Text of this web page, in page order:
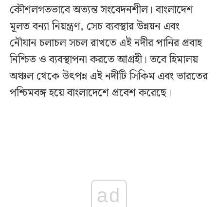
কৌশলগতভাবে অত্যন্ত সংবেদনশীল। বাংলাদেশ
মূলত বন্যা নিয়ন্ত্রণ, সেচ ব্যবস্থার উন্নয়ন এবং
নৌযান চলাচল সচল রাখতে এই নদীর পানির প্রবাহ
নিশ্চিত ও ব্যবস্থাপনা করতে আগ্রহী। তবে হিমালয়
অঞ্চল থেকে উৎপন্ন এই নদীটি সিকিম এবং ভারতের
পশ্চিমবঙ্গ হয়ে বাংলাদেশে প্রবেশ করেছে।
ad